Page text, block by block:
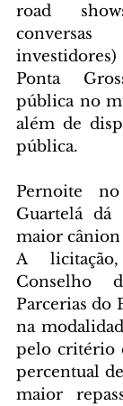
road
Ponta
pública no
além de
pública.
Pernoite
Guartelá
maior
A
Conselho
Parcerias do
na
pelo critério
percentual
maior